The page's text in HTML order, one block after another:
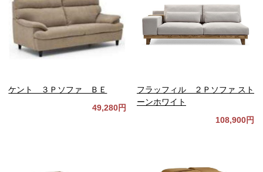
ケント ３Ｐソファ ＢＥ
49,280円
フラッフィル ２Ｐソファ スト
ーンホワイト
108,900円